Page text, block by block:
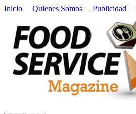
Inicio Quienes Somos Publicidad